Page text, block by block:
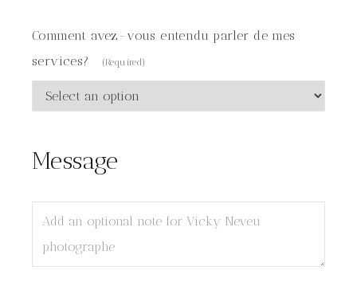
Comment avez-vous entendu parler de mes
services?
(Required)
Message